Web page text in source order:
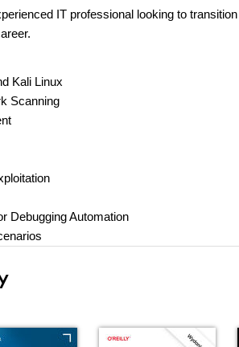
IT professional looking to
Kali Linux
Scanning
Debugging Automation